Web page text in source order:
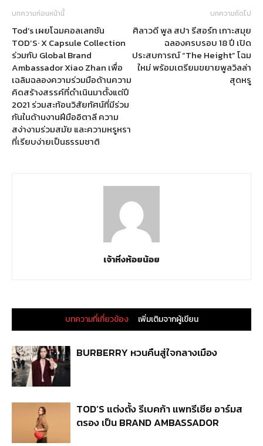
บทความก่อนหน้านี้
Tod’s เผยโฉมคอลเลกชัน
TOD’S· X Capsule Collection
ร่วมกับ Global Brand
Ambassador Xiao Zhan เพื่อ
เฉลิมฉลองความร่วมมือด้านความ
คิดสร้างสรรค์ที่ดำเนินมาตั้งแต่ปี
2021 ร่วมสะท้อนวิสัยทัศน์ที่มีร่วม
กันในด้านงานฝีมืออิตาลี ความ
สง่างามร่วมสมัย และความหรูหรา
ที่เรียบง่ายเป็นธรรมชาติ
บทความถัดไป
ศิลาวดี พูล สปา รีสอร์ท เกาะสมุย
ฉลองครบรอบ 18 ปี เปิด
ประสบการณ์ “The Height” โฉม
ใหม่ พร้อมเตรียมขยายพูลวิลล่า
สุดหรู
เจ้าหิ่งห้อยน้อย
บทความที่เกี่ยวข้อง เพิ่มเติมจากผู้เขียน
BURBERRY หวนคืนสู่ใจกลางเมือง
TOD’S แต่งตั้ง รีเบคก้า แพทรีเซีย อาร์มส
ตรอง เป็น BRAND AMBASSADOR